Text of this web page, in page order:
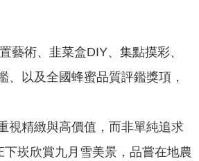
術、韭菜盒DIY、集點摸彩、
以及全國蜂蜜品質評鑑獎項，
視精緻與高價值，而非單純追求
崁欣賞九月雪美景，品嘗在地農